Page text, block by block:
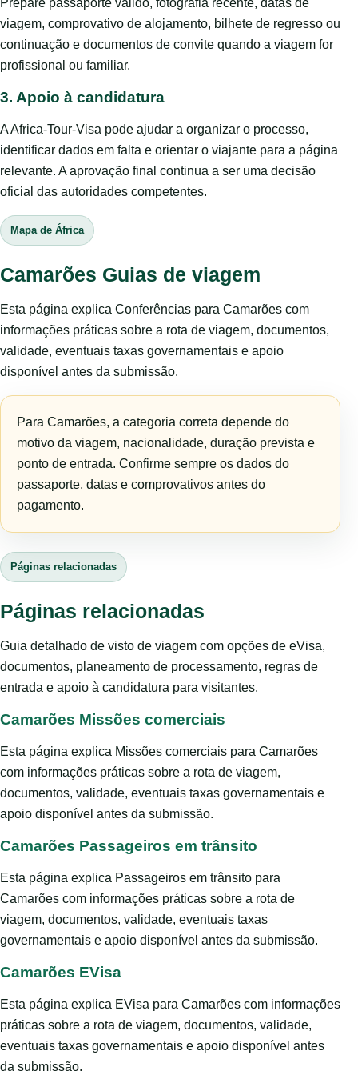
Prepare passaporte válido, fotografia recente, datas de
viagem, comprovativo de alojamento, bilhete de regresso ou
continuação e documentos de convite quando a viagem for
profissional ou familiar.
3. Apoio à candidatura
A Africa-Tour-Visa pode ajudar a organizar o processo,
identificar dados em falta e orientar o viajante para a página
relevante. A aprovação final continua a ser uma decisão
oficial das autoridades competentes.
Mapa de África
Camarões Guias de viagem
Esta página explica Conferências para Camarões com
informações práticas sobre a rota de viagem, documentos,
validade, eventuais taxas governamentais e apoio
disponível antes da submissão.
Para Camarões, a categoria correta depende do
motivo da viagem, nacionalidade, duração prevista e
ponto de entrada. Confirme sempre os dados do
passaporte, datas e comprovativos antes do
pagamento.
Páginas relacionadas
Páginas relacionadas
Guia detalhado de visto de viagem com opções de eVisa,
documentos, planeamento de processamento, regras de
entrada e apoio à candidatura para visitantes.
Camarões Missões comerciais
Esta página explica Missões comerciais para Camarões
com informações práticas sobre a rota de viagem,
documentos, validade, eventuais taxas governamentais e
apoio disponível antes da submissão.
Camarões Passageiros em trânsito
Esta página explica Passageiros em trânsito para
Camarões com informações práticas sobre a rota de
viagem, documentos, validade, eventuais taxas
governamentais e apoio disponível antes da submissão.
Camarões EVisa
Esta página explica EVisa para Camarões com informações
práticas sobre a rota de viagem, documentos, validade,
eventuais taxas governamentais e apoio disponível antes
da submissão.